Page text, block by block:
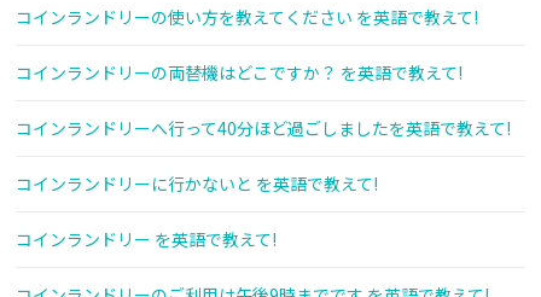
コインランドリーの使い方を教えてください を英語で教えて!
コインランドリーの両替機はどこですか？ を英語で教えて!
コインランドリーへ行って40分ほど過ごしましたを英語で教えて!
コインランドリーに行かないと を英語で教えて!
コインランドリー を英語で教えて!